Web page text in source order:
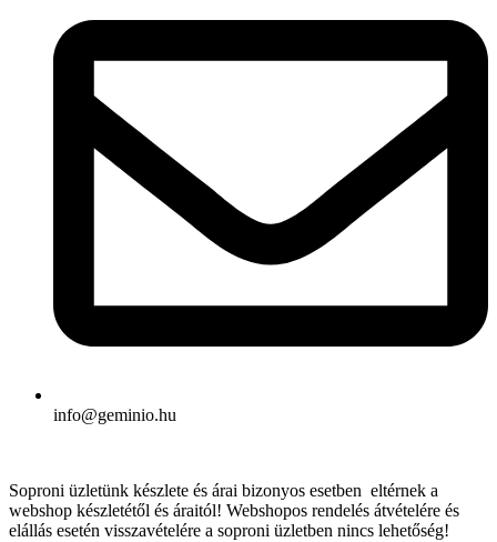
info@geminio.hu
Soproni üzletünk készlete és árai bizonyos esetben eltérnek a
webshop készletétől és áraitól! Webshopos rendelés átvételére és
elállás esetén visszavételére a soproni üzletben nincs lehetőség!